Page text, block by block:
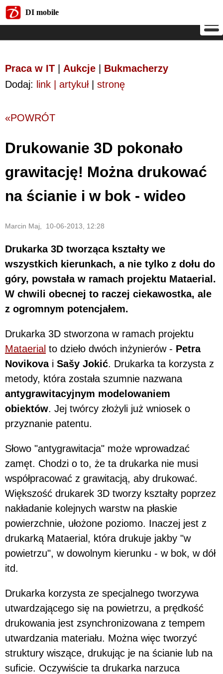
DI mobile
Praca w IT Aukcje
Bukmacherzy
Dodaj: link | artykuł| stronę
«POWRÓT
Drukowanie 3D pokonało
grawitację! Można drukować
na ścianie i w bok - wideo
Marcin Maj, 10-06-2013, 12:28
Drukarka 3D tworząca kształty we
wszystkich kierunkach, a nie tylko z dołu do
góry, powstała w ramach projektu Mataerial.
W chwili obecnej to raczej ciekawostka, ale
z ogromnym potencjałem.
Drukarka 3D stworzona w ramach projektu
Mataerial to dzieło dwóch inżynierów - Petra
Novikovai Sašy Jokić. Drukarka ta korzysta z
metody, która została szumnie nazwana
antygrawitacyjnym modelowaniem
obiektów. Jej twórcy złożyli już wniosek o
przyznanie patentu.
Słowo "antygrawitacja" może wprowadzać
zamęt. Chodzi o to, że ta drukarka nie musi
współpracować z grawitacją, aby drukować.
Większość drukarek 3D tworzy kształty poprzez
nakładanie kolejnych warstw na płaskie
powierzchnie, ułożone poziomo. Inaczej jest z
drukarką Mataerial, która drukuje jakby "w
powietrzu", w dowolnym kierunku - w bok, w dół
itd.
Drukarka korzysta ze specjalnego tworzywa
utwardzającego się na powietrzu, a prędkość
drukowania jest zsynchronizowana z tempem
utwardzania materiału. Można więc tworzyć
struktury wiszące, drukując je na ścianie lub na
suficie. Oczywiście ta drukarka narzuca
DI mobile